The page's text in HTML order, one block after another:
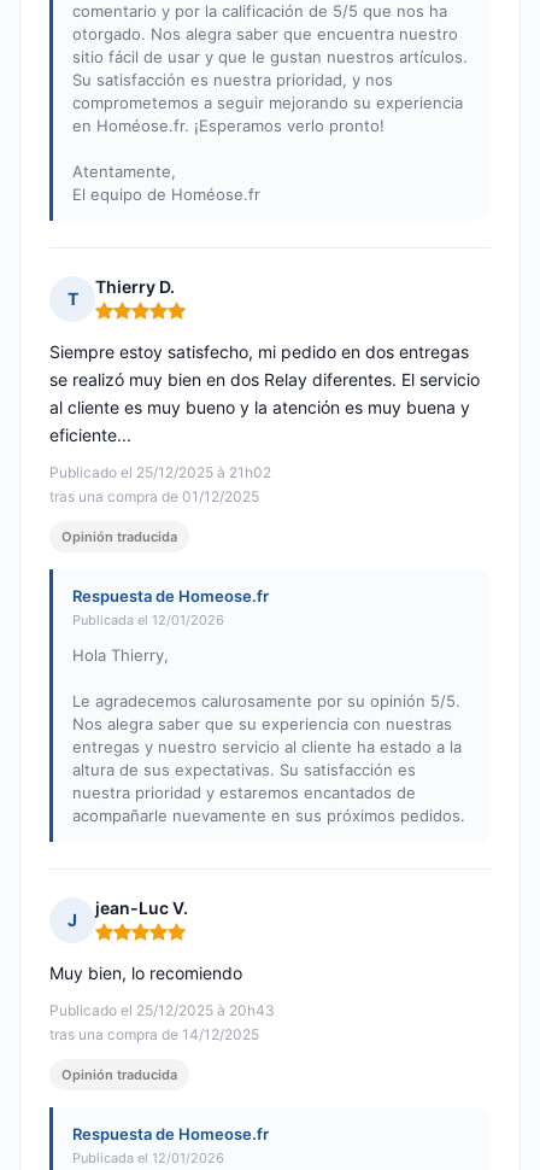
comentario y por la calificación de 5/5 que nos ha
otorgado. Nos alegra saber que encuentra nuestro
sitio fácil de usar y que le gustan nuestros artículos.
Su satisfacción es nuestra prioridad, y nos
comprometemos a seguir mejorando su experiencia
en Homéose.fr. ¡Esperamos verlo pronto!
Atentamente,
El equipo de Homéose.fr
T
Thierry D.
Nota: 5 de 5
Publicado el 25/12/2025 à 21h02
tras una compra de 01/12/2025
Siempre estoy satisfecho, mi pedido en dos entregas
se realizó muy bien en dos Relay diferentes. El servicio
al cliente es muy bueno y la atención es muy buena y
eficiente...
Opinión traducida
Respuesta de Homeose.fr
Publicada el 12/01/2026
Hola Thierry,
Le agradecemos calurosamente por su opinión 5/5.
Nos alegra saber que su experiencia con nuestras
entregas y nuestro servicio al cliente ha estado a la
altura de sus expectativas. Su satisfacción es
nuestra prioridad y estaremos encantados de
acompañarle nuevamente en sus próximos pedidos.
J
jean-Luc V.
Nota: 5 de 5
Publicado el 25/12/2025 à 20h43
tras una compra de 14/12/2025
Muy bien, lo recomiendo
Opinión traducida
Respuesta de Homeose.fr
Publicada el 12/01/2026